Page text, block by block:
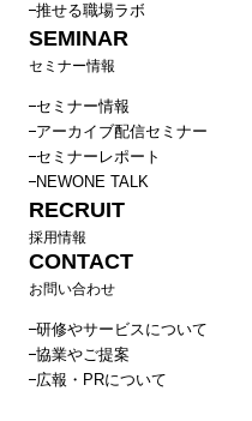
推せる職場ラボ
SEMINAR
セミナー情報
セミナー情報
アーカイブ配信セミナー
セミナーレポート
NEWONE TALK
RECRUIT
採用情報
CONTACT
お問い合わせ
研修やサービスについて
協業やご提案
広報・PRについて